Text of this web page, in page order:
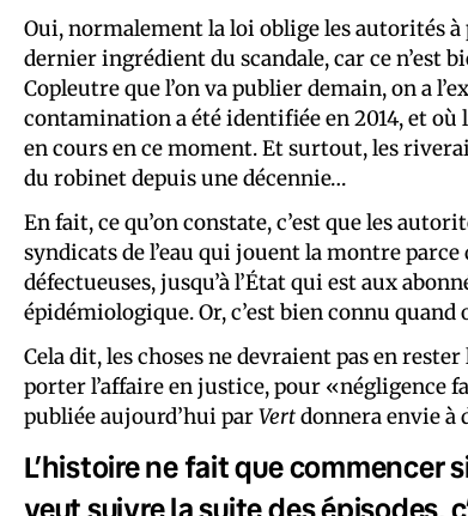
Oui, normalement la loi oblige les autorités à
dernier ingrédient du scandale, car ce n’est
Copleutre que l’on va publier demain, on a
contamination a été identifiée en 2014, et
en cours en ce moment. Et surtout, les
du robinet depuis une décennie…
En fait, ce qu’on constate, c’est que les
syndicats de l’eau qui jouent la montre
défectueuses, jusqu’à l’État qui est aux
épidémiologique. Or, c’est bien connu quand
Cela dit, les choses ne devraient pas en
porter l’affaire en justice, pour «négligence
publiée aujourd’hui parVertdonnera envie à
L’histoire ne fait que commencer